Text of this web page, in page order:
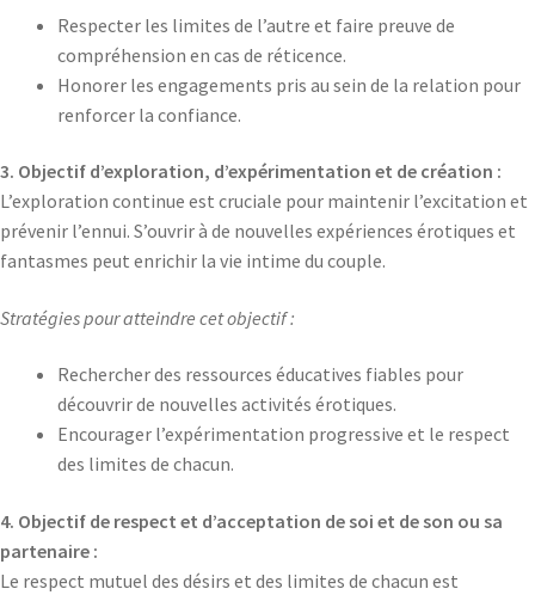
Respecter les limites de l’autre et faire preuve de
compréhension en cas de réticence.
Honorer les engagements pris au sein de la relation pour
renforcer la confiance.
3. Objectif d’exploration, d’expérimentation et de création :
L’exploration continue est cruciale pour maintenir l’excitation et
prévenir l’ennui. S’ouvrir à de nouvelles expériences érotiques et
fantasmes peut enrichir la vie intime du couple.
Stratégies pour atteindre cet objectif :
Rechercher des ressources éducatives fiables pour
découvrir de nouvelles activités érotiques.
Encourager l’expérimentation progressive et le respect
des limites de chacun.
4. Objectif de respect et d’acceptation de soi et de son ou sa
partenaire :
Le respect mutuel des désirs et des limites de chacun est